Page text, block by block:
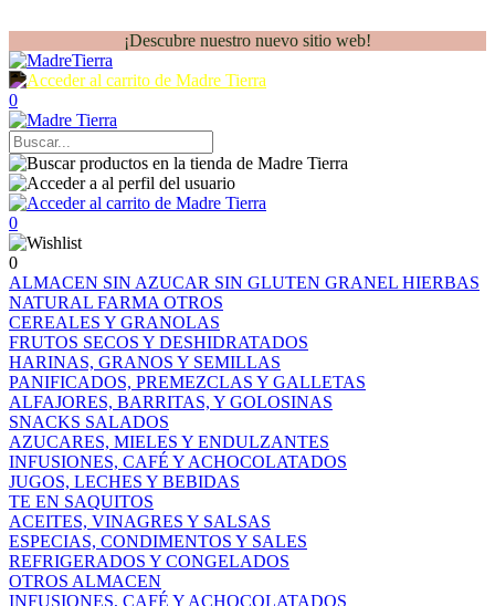
¡Descubre nuestro nuevo sitio web!
0
0
0
ALMACEN SIN AZUCAR SIN GLUTEN GRANEL HIERBAS
NATURAL FARMA OTROS
CEREALES Y GRANOLAS
FRUTOS SECOS Y DESHIDRATADOS
HARINAS, GRANOS Y SEMILLAS
PANIFICADOS, PREMEZCLAS Y GALLETAS
ALFAJORES, BARRITAS, Y GOLOSINAS
SNACKS SALADOS
AZUCARES, MIELES Y ENDULZANTES
INFUSIONES, CAFÉ Y ACHOCOLATADOS
JUGOS, LECHES Y BEBIDAS
TE EN SAQUITOS
ACEITES, VINAGRES Y SALSAS
ESPECIAS, CONDIMENTOS Y SALES
REFRIGERADOS Y CONGELADOS
OTROS ALMACEN
INFUSIONES, CAFÉ Y ACHOCOLATADOS